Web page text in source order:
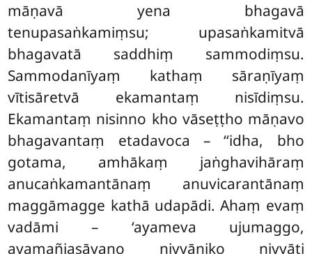
māṇavā yena bhagavā
tenupasaṅkamiṃsu; upasaṅkamitvā
bhagavatā saddhiṃ sammodiṃsu.
Sammodanīyaṃ kathaṃ sāraṇīyaṃ
vītisāretvā ekamantaṃ nisīdiṃsu.
Ekamantaṃ nisinno kho vāseṭṭho māṇavo
bhagavantaṃ etadavoca – ‘‘idha, bho
gotama, amhākaṃ jaṅghavihāraṃ
anucaṅkamantānaṃ anuvicarantānaṃ
maggāmagge kathā udapādi. Ahaṃ evaṃ
vadāmi – ‘ayameva ujumaggo,
ayamañjasāyano niyyāniko niyyāti